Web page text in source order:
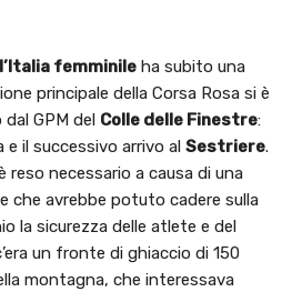
femminile ha subito una
principale della Corsa Rosa si è
GPM del Colle delle Finestre:
il successivo arrivo al Sestriere.
reso necessario a causa di una
che avrebbe potuto cadere sulla
la sicurezza delle atlete e del
un fronte di ghiaccio di 150
montagna, che interessava